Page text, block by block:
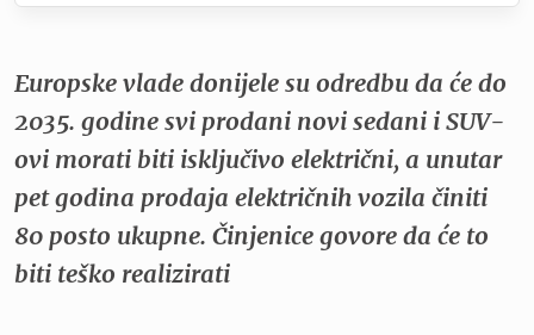
Europske vlade donijele su odredbu da će do
2035. godine svi prodani novi sedani i SUV-
ovi morati biti isključivo električni, a unutar
pet godina prodaja električnih vozila činiti
80 posto ukupne. Činjenice govore da će to
biti teško realizirati